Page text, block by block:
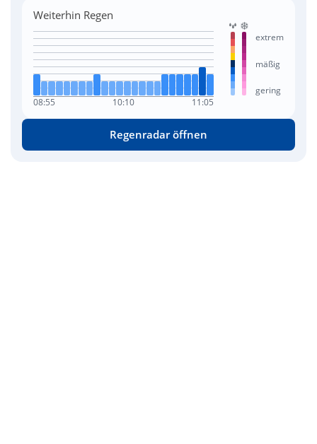
Weiterhin Regen
08:55 10:10 11:05
extrem
mäßig
gering
Regenradar öffnen